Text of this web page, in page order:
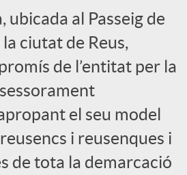
ubicada al Passeig de
ciutat de Reus,
de l’entitat per la
el seu model
i reusenques i
de tota la demarcació